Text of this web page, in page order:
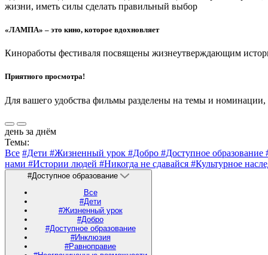
жизни, иметь силы сделать правильный выбор
«ЛАМПА» – это кино, которое вдохновляет
Киноработы фестиваля посвящены жизнеутверждающим
Приятного просмотра!
Для вашего удобства фильмы разделены на темы и
день за днём
Темы:
Все #Дети #Жизненный урок #Добро #Доступное образование
нами #Истории людей #Никогда не сдавайся #Культурное
#Доступное образование
Все
#Дети
#Жизненный урок
#Добро
#Доступное образование
#Инклюзия
#Равноправие